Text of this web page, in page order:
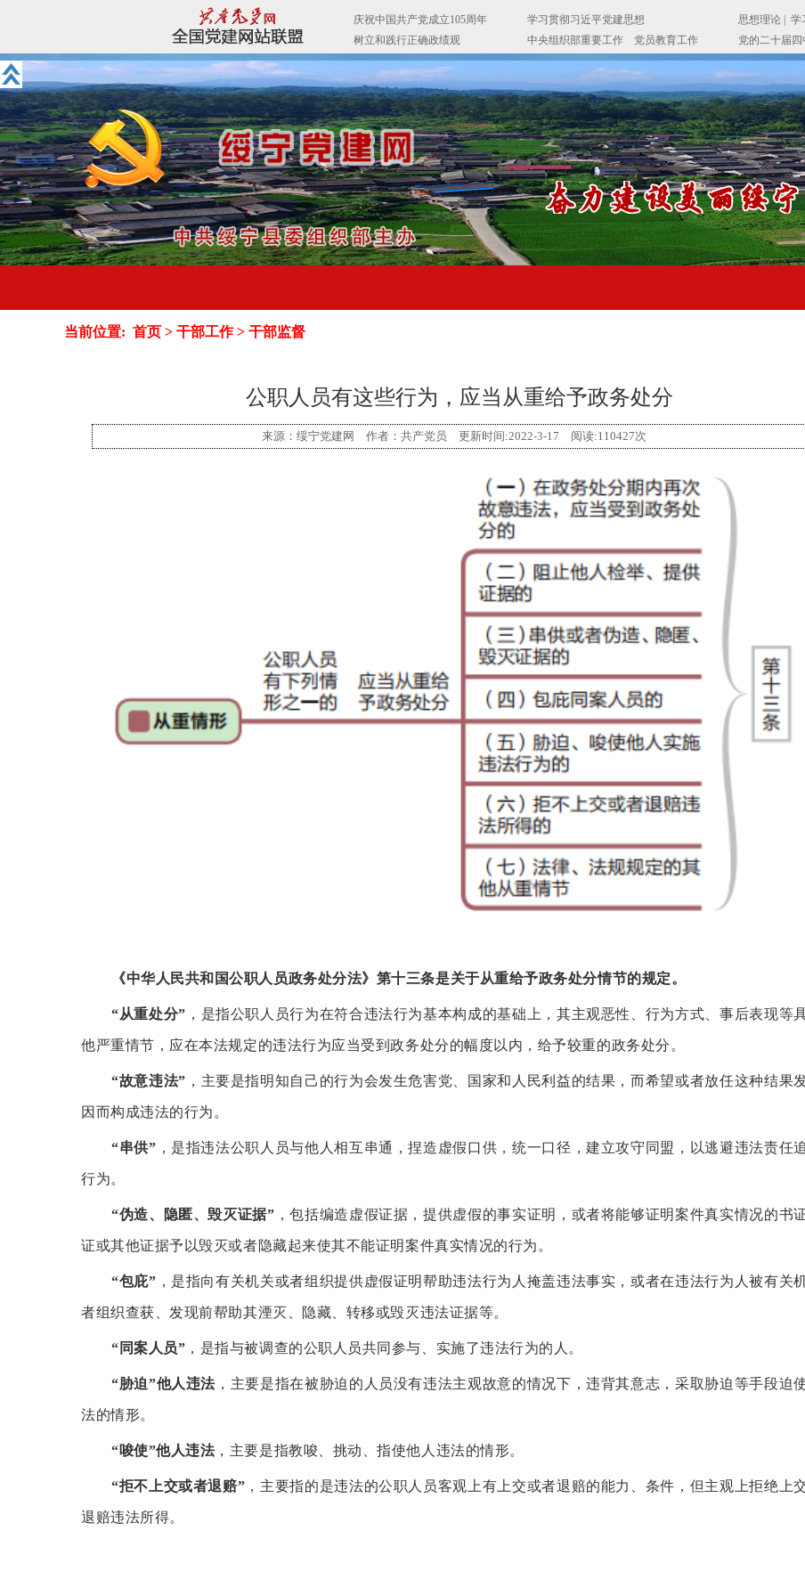
当前位置: 首页 > 干部工作> 干部监督
公职人员有这些行为，应当从重给予政务处分
来源：绥宁党建网 作者：共产党员 更新时间:2022-3-17 阅读:110427次
《中华人民共和国公职人员政务处分法》 第十三条是关于从重给予政务处分情节的规定。
“从重处分” ，是指公职人员行为在符合违法行为基本构成的基础上，其主观恶性、行为方式、事后表现等
他严重情节，应在本法规定的违法行为应当受到政务处分的幅度以内，给予较重的政务处分。
“故意违法” ，主要是指明知自己的行为会发生危害党、国家和人民利益的结果，而希望或者放任这种结果发
因而构成违法的行为。
“串供” ，是指违法公职人员与他人相互串通，捏造虚假口供，统一口径，建立攻守同盟，以逃避违法责任
行为。
“伪造、隐匿、毁灭证据” ，包括编造虚假证据，提供虚假的事实证明，或者将能够证明案件真实情况的书
证或其他证据予以毁灭或者隐藏起来使其不能证明案件真实情况的行为。
“包庇” ，是指向有关机关或者组织提供虚假证明帮助违法行为人掩盖违法事实，或者在违法行为人被有关
者组织查获、发现前帮助其湮灭、隐藏、转移或毁灭违法证据等。
“同案人员” ，是指与被调查的公职人员共同参与、实施了违法行为的人。
“胁迫”他人违法 ，主要是指在被胁迫的人员没有违法主观故意的情况下，违背其意志，采取胁迫等手段迫
法的情形。
“唆使”他人违法，主要是指教唆、挑动、指使他人违法的情形。
“拒不上交或者退赔” ，主要指的是违法的公职人员客观上有上交或者退赔的能力、条件，但主观上拒绝上
退赔违法所得。